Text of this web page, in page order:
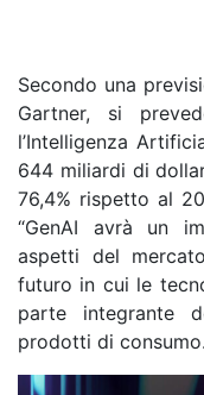
Secondo una
Gartner, si
l’Intelligenza
644 miliardi di
76,4% rispetto al
“GenAI avrà un
aspetti del
futuro in cui le
parte integrante
prodotti di